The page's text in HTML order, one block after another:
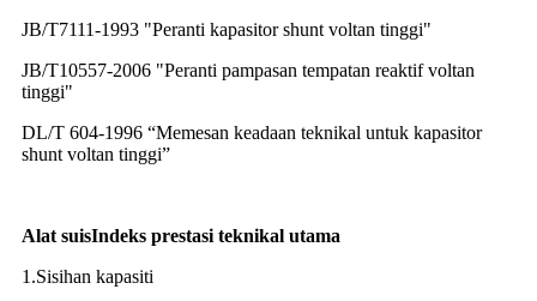
JB/T7111-1993 "Peranti kapasitor shunt voltan tinggi"
JB/T10557-2006 "Peranti pampasan tempatan reaktif voltan
tinggi"
DL/T 604-1996 “Memesan keadaan teknikal untuk kapasitor
shunt voltan tinggi”
Alat suisIndeks prestasi teknikal utama
1.Sisihan kapasiti